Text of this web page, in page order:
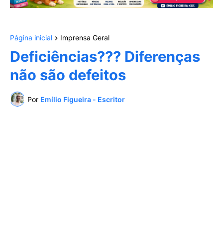
Página inicial Imprensa Geral
Deficiências??? Diferenças
não são defeitos
Por Emílio Figueira - Escritor